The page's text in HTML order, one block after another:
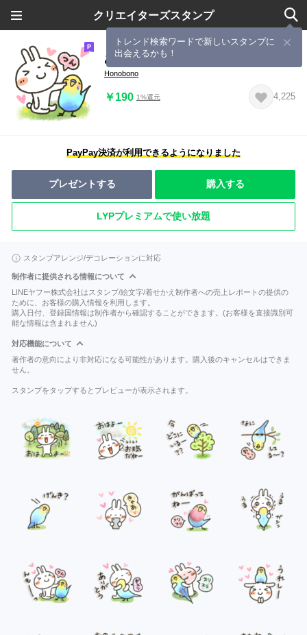
クリエイターズスタンプ
トレンド検索ワードで新しいスタンプに
出会えるかも！
あたたかい仲間・やさしいスタンプ
Honobono
￥190 1%還元 4,225
PayPay決済が利用できるようになりました
プレゼントする 購入する
LYPプレミアムで使い放題
スタンプアレンジ/デコレーションに対応
制作者に提供される情報について
LINEヤフー株式会社はスタンプ/絵文字/着せかえ制作者への売上レポートの提供の
ために、お客様の購入情報を利用します。
購入日付、登録国情報は制作者から確認することができます。(お客様を直接識別可
能な情報は含まれません)
対応機能について
著作者の意向により非対応になる可能性があります。購入後のキャンセルはできま
せん。
スタンプをタップするとプレビューが表示されます。